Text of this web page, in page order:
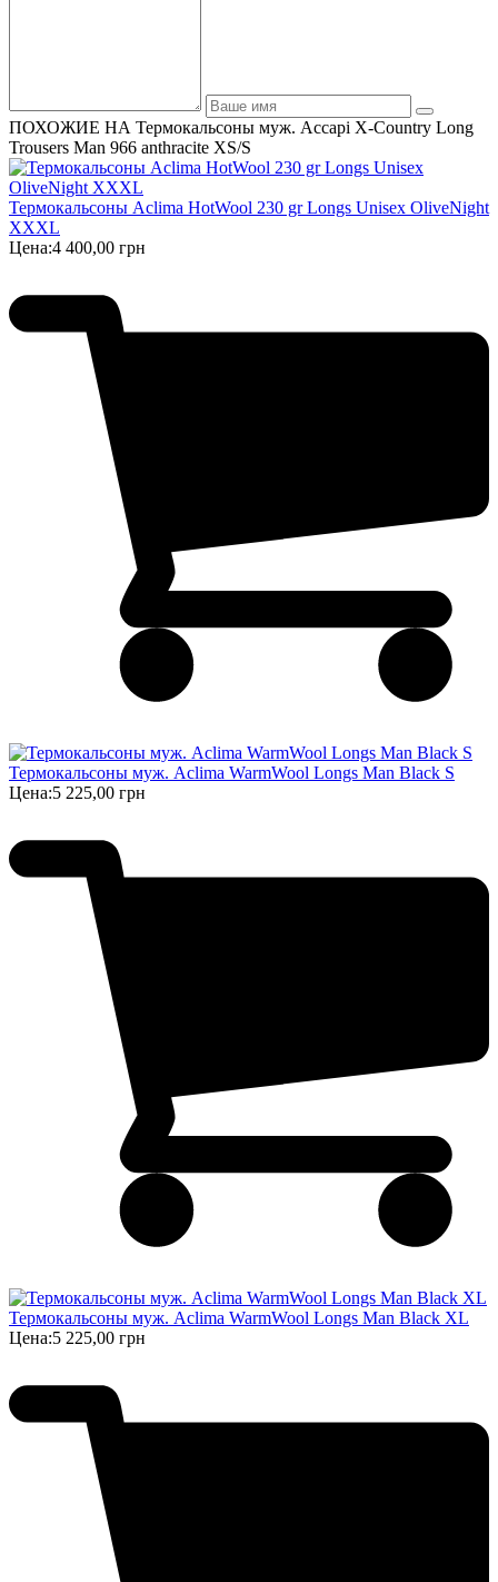
ПОХОЖИЕ НА Термокальсоны муж. Accapi X-Country Long
Trousers Man 966 anthracite XS/S
Термокальсоны Aclima HotWool 230 gr Longs Unisex OliveNight
XXXL
Цена:4 400,00 грн
Термокальсоны муж. Aclima WarmWool Longs Man Black S
Цена:5 225,00 грн
Термокальсоны муж. Aclima WarmWool Longs Man Black XL
Цена:5 225,00 грн